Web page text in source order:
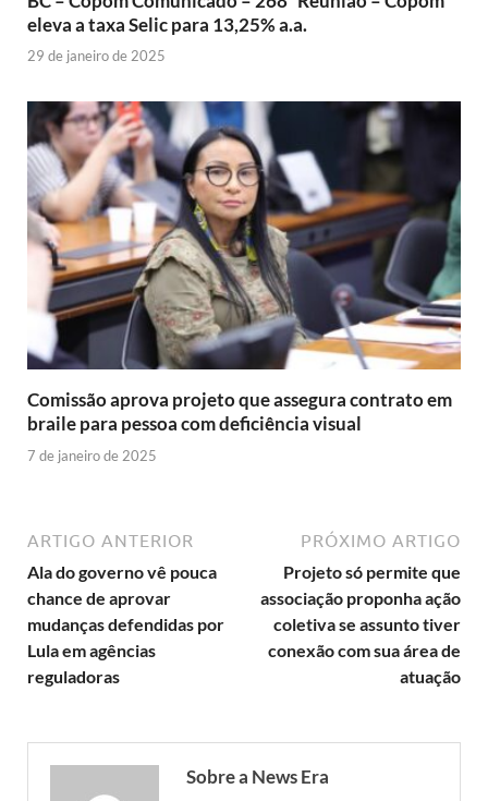
eleva a taxa Selic para 13,25% a.a.
29 de janeiro de 2025
Comissão aprova projeto que assegura contrato em
braile para pessoa com deficiência visual
7 de janeiro de 2025
ARTIGO ANTERIOR
Ala do governo vê pouca
chance de aprovar
mudanças defendidas por
Lula em agências
reguladoras
PRÓXIMO ARTIGO
Projeto só permite que
associação proponha ação
coletiva se assunto tiver
conexão com sua área de
atuação
Sobre a News Era